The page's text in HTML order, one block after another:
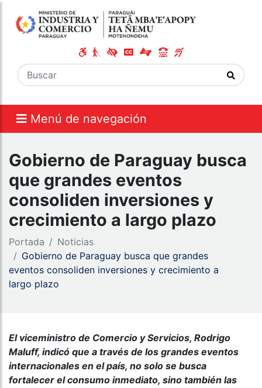
Menú de navegación
Gobierno de Paraguay busca
que grandes eventos
consoliden inversiones y
crecimiento a largo plazo
Portada
Noticias
Gobierno de Paraguay busca que grandes
eventos consoliden inversiones y crecimiento a
largo plazo
El viceministro de Comercio y Servicios, Rodrigo
Maluff, indicó que a través de los grandes eventos
internacionales en el país, no solo se busca
fortalecer el consumo inmediato, sino también las